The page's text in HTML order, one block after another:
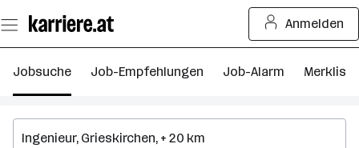
Seiteninhalt
springen
Anmelden
Jobsuche Job-Empfehlungen Job-Alarm Merkliste